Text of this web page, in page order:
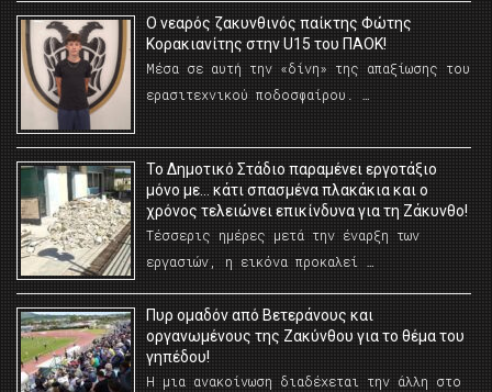
O νεαρός ζακυνθινός παίκτης Φώτης
Κορακιανίτης στην U15 του ΠΑΟΚ!
Μέσα σε αυτή την «δίνη» της απαξίωσης του
ερασιτεχνικού ποδοσφαίρου. …
Το Δημοτικό Στάδιο παραμένει εργοτάξιο
μόνο με… κάτι σπασμένα πλακάκια και ο
χρόνος τελειώνει επικίνδυνα για τη Ζάκυνθο!
Τέσσερις ημέρες μετά την έναρξη των
εργασιών, η εικόνα προκαλεί …
Πυρ ομαδόν από Βετεράνους και
οργανωμένους της Ζακύνθου για το θέμα του
γηπέδου!
Η μια ανακοίνωση διαδέχεται την άλλη στο